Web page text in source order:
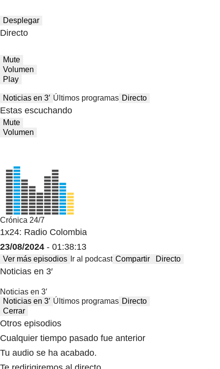
Desplegar
Directo
Mute
Volumen
Play
Noticias en 3′ Últimos programas Directo
Estas escuchando
Mute
Volumen
Crónica 24/7
1x24: Radio Colombia
23/08/2024 - 01:38:13
Ver más episodios Ir al podcast Compartir Directo
Noticias en 3′
Noticias en 3′
Noticias en 3′ Últimos programas Directo
Cerrar
Otros episodios
Cualquier tiempo pasado fue anterior
Tu audio se ha acabado.